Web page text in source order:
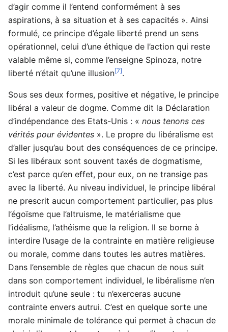
d’agir comme il l’entend conformément à ses
aspirations, à sa situation et à ses capacités ». Ainsi
formulé, ce principe d’égale liberté prend un sens
opérationnel, celui d’une éthique de l’action qui reste
valable même si, comme l’enseigne Spinoza, notre
liberté n’était qu’une illusion[7].
Sous ses deux formes, positive et négative, le principe
libéral a valeur de dogme. Comme dit la Déclaration
d’indépendance des Etats-Unis : « nous tenons ces
vérités pour évidentes ». Le propre du libéralisme est
d’aller jusqu’au bout des conséquences de ce principe.
Si les libéraux sont souvent taxés de dogmatisme,
c’est parce qu’en effet, pour eux, on ne transige pas
avec la liberté. Au niveau individuel, le principe libéral
ne prescrit aucun comportement particulier, pas plus
l’égoïsme que l’altruisme, le matérialisme que
l’idéalisme, l’athéisme que la religion. Il se borne à
interdire l’usage de la contrainte en matière religieuse
ou morale, comme dans toutes les autres matières.
Dans l’ensemble de règles que chacun de nous suit
dans son comportement individuel, le libéralisme n’en
introduit qu’une seule : tu n’exerceras aucune
contrainte envers autrui. C’est en quelque sorte une
morale minimale de tolérance qui permet à chacun de